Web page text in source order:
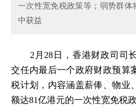
一次性宽免税政策等；弱势群体
中获益
2月28日，香港财政司司
交任内最后一个政府财政预算
税计划，内容涵盖薪俸、物业
额达81亿港元的一次性宽免税政